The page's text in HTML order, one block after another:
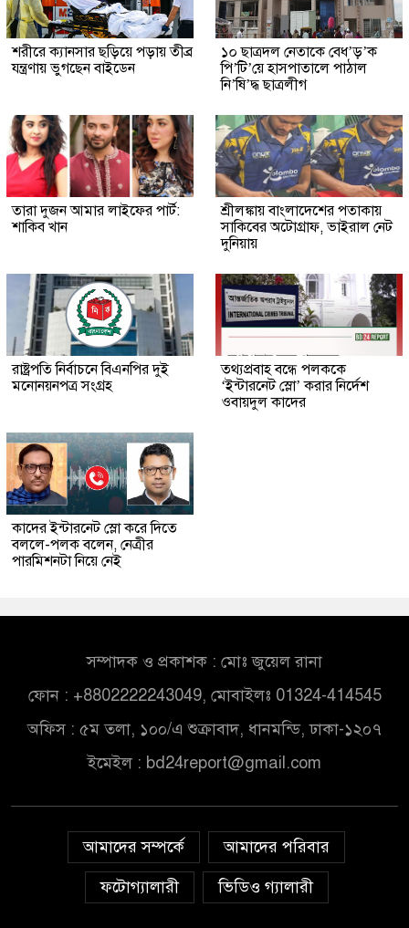
শরীরে ক্যানসার ছড়িয়ে পড়ায় তীব্র
যন্ত্রণায় ভুগছেন বাইডেন
১০ ছাত্রদল নেতাকে বেধ’ড়’ক
পি’টি’য়ে হাসপাতালে পাঠাল
নি’ষি’দ্ধ ছাত্রলীগ
তারা দুজন আমার লাইফের পার্ট:
শাকিব খান
শ্রীলঙ্কায় বাংলাদেশের পতাকায়
সাকিবের অটোগ্রাফ, ভাইরাল নেট
দুনিয়ায়
রাষ্ট্রপতি নির্বাচনে বিএনপির দুই
মনোনয়নপত্র সংগ্রহ
তথ্যপ্রবাহ বন্ধে পলককে
‘ইন্টারনেট স্লো’ করার নির্দেশ
ওবায়দুল কাদের
কাদের ইন্টারনেট স্লো করে দিতে
বললে-পলক বলেন, নেত্রীর
পারমিশনটা নিয়ে নেই
সম্পাদক ও প্রকাশক : মোঃ জুয়েল রানা
ফোন : +8802222243049, মোবাইলঃ 01324-414545
অফিস : ৫ম তলা, ১০০/এ শুক্রাবাদ, ধানমন্ডি, ঢাকা-১২০৭
ইমেইল : bd24report@gmail.com
আমাদের সম্পর্কে
আমাদের পরিবার
ফটোগ্যালারী
ভিডিও গ্যালারী